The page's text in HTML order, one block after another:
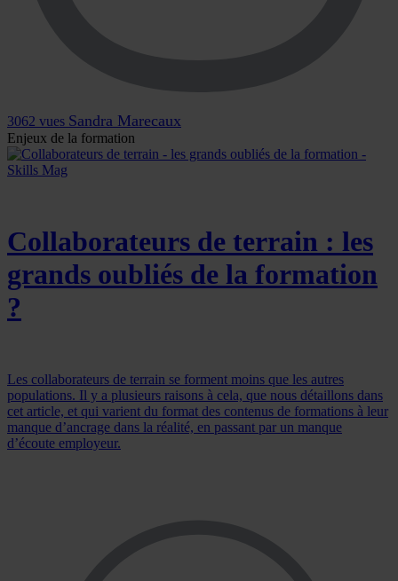
3062 vues Sandra Marecaux
Enjeux de la formation
Collaborateurs de terrain : les
grands oubliés de la formation
?
Les collaborateurs de terrain se forment moins que les autres
populations. Il y a plusieurs raisons à cela, que nous détaillons dans
cet article, et qui varient du format des contenus de formations à leur
manque d’ancrage dans la réalité, en passant par un manque
d’écoute employeur.